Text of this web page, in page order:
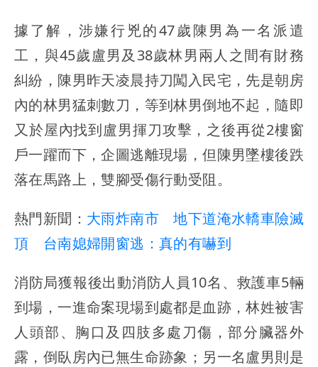
據了解，涉嫌行兇的47歲陳男為一名派遣
工，與45歲盧男及38歲林男兩人之間有財務
糾紛，陳男昨天凌晨持刀闖入民宅，先是朝房
內的林男猛刺數刀，等到林男倒地不起，隨即
又於屋內找到盧男揮刀攻擊，之後再從2樓窗
戶一躍而下，企圖逃離現場，但陳男墜樓後跌
落在馬路上，雙腳受傷行動受阻。
熱門新聞： 大雨炸南市 地下道淹水轎車險滅
頂 台南媳婦開窗逃：真的有嚇到
消防局獲報後出動消防人員10名、救護車5輛
到場，一進命案現場到處都是血跡，林姓被害
人頭部、胸口及四肢多處刀傷，部分臟器外
露，倒臥房內已無生命跡象；另一名盧男則是